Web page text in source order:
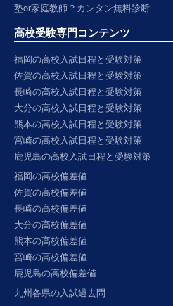
塾or家庭教師？カンタン無料診断
高校受験専門コンテンツ
福岡の高校入試日程と受験対策
佐賀の高校入試日程と受験対策
長崎の高校入試日程と受験対策
大分の高校入試日程と受験対策
熊本の高校入試日程と受験対策
宮崎の高校入試日程と受験対策
鹿児島の高校入試日程と受験対策
福岡の高校偏差値
佐賀の高校偏差値
長崎の高校偏差値
大分の高校偏差値
熊本の高校偏差値
宮崎の高校偏差値
鹿児島の高校偏差値
九州各県の入試過去問